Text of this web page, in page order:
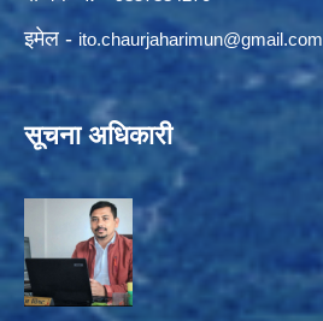
इमेल - ito.chaurjaharimun@gmail.com
सूचना अधिकारी